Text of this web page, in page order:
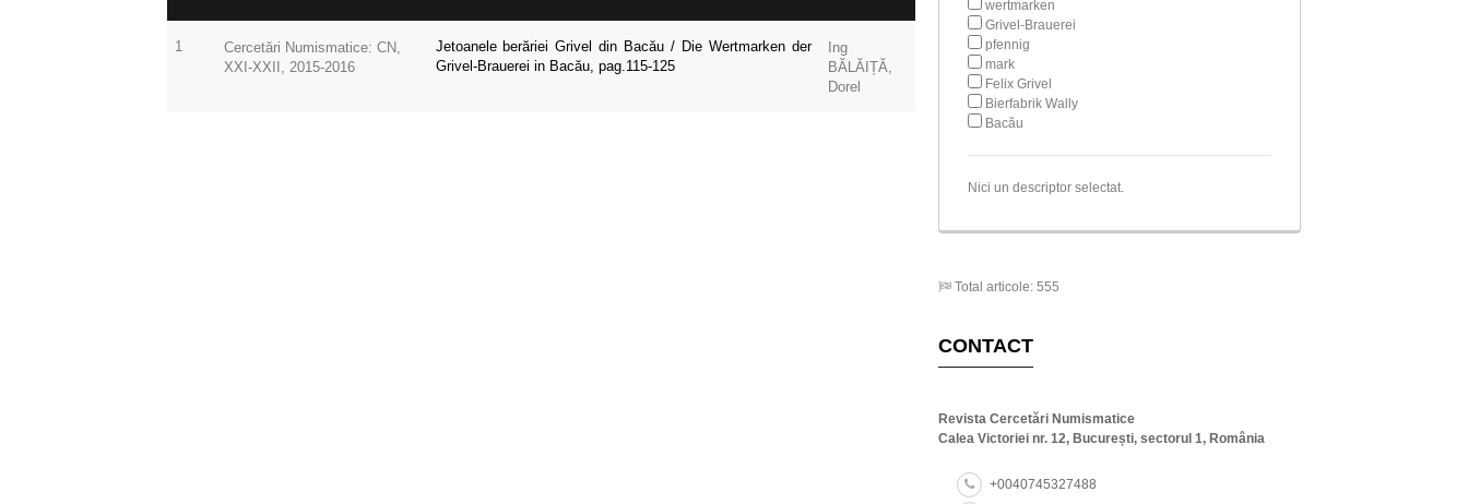
1
Cercetări Numismatice: CN,
XXI-XXII, 2015-2016
Jetoanele berăriei Grivel din Bacău / Die Wertmarken der
Grivel-Brauerei in Bacău, pag.115-125
Ing
BĂLĂIȚĂ,
Dorel
wertmarken
Grivel-Brauerei
pfennig
mark
Felix Grivel
Bierfabrik Wally
Bacău
Nici un descriptor selectat.
Total articole: 555
CONTACT
Revista Cercetări Numismatice
Calea Victoriei nr. 12, București, sectorul 1, România
+0040745327488